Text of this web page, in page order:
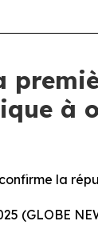
à
la
(GLOBE